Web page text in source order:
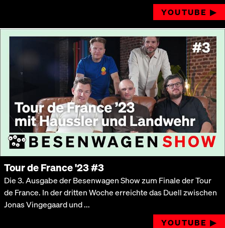
YOUTUBE ▶︎
Tour de France '23 #3
Die 3. Ausgabe der Besenwagen Show zum Finale der Tour
de France. In der dritten Woche erreichte das Duell zwischen
Jonas Vingegaard und ...
YOUTUBE ▶︎